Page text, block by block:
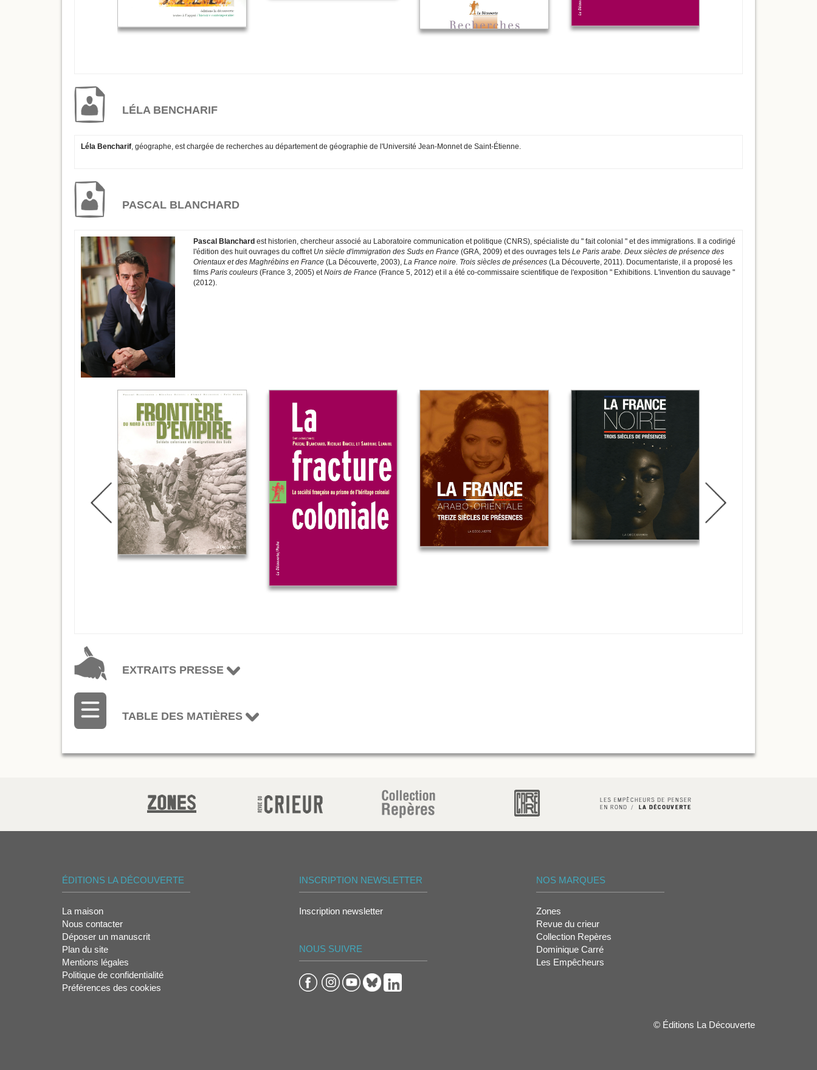
LÉLA BENCHARIF
Léla Bencharif, géographe, est chargée de recherches au département de géographie de l'Université Jean-Monnet de Saint-Étienne.
PASCAL BLANCHARD
Pascal Blanchard est historien, chercheur associé au Laboratoire communication et politique (CNRS), spécialiste du " fait colonial " et des immigrations. Il a codirigé
l'édition des huit ouvrages du coffret Un siècle d'immigration des Suds en France(GRA, 2009) et des ouvrages tels Le Paris arabe. Deux siècles de présence des
Orientaux et des Maghrébins en France(La Découverte, 2003), La France noire. Trois siècles de présences(La Découverte, 2011). Documentariste, il a proposé les
films Paris couleurs(France 3, 2005) etNoirs de France(France 5, 2012) et il a été co-commissaire scientifique de l'exposition " Exhibitions. L'invention du sauvage "
(2012).
EXTRAITS PRESSE
TABLE DES MATIÈRES
ÉDITIONS LA DÉCOUVERTE
La maison
Nous contacter
Déposer un manuscrit
Plan du site
Mentions légales
Politique de confidentialité
Préférences des cookies
INSCRIPTION NEWSLETTER
Inscription newsletter
NOUS SUIVRE
NOS MARQUES
Zones
Revue du crieur
Collection Repères
Dominique Carré
Les Empêcheurs
© Éditions La Découverte